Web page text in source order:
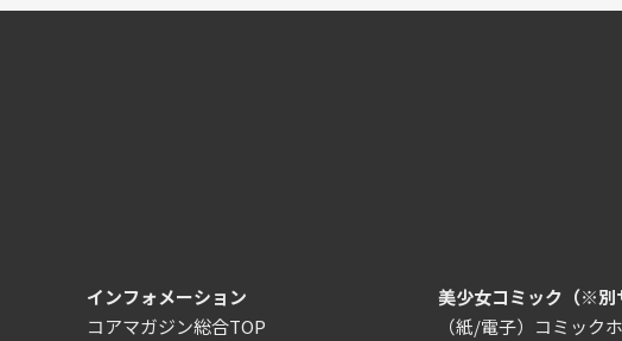
インフォメーション
コアマガジン総合TOP
美少女コミック（※別
（紙/電子）コミック